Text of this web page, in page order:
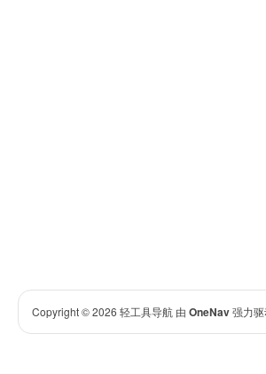
Copyright © 2026 轻工具导航 由 OneNav强力驱